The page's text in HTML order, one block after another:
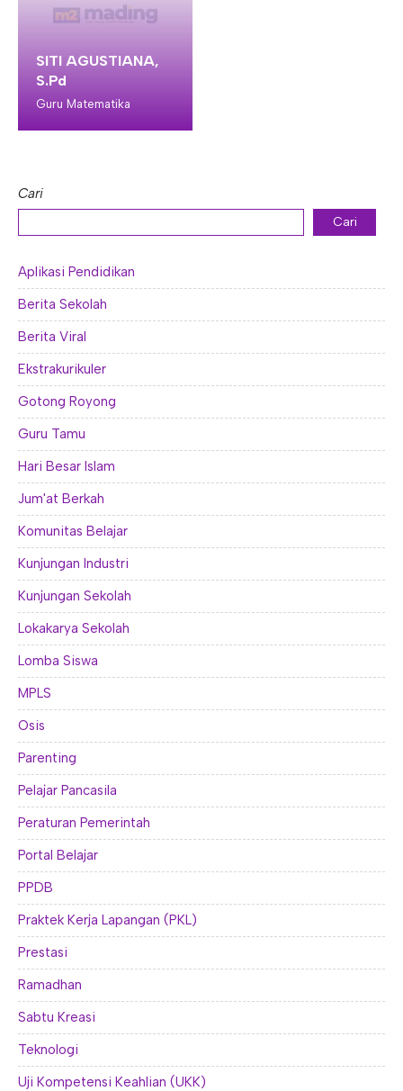
SITI AGUSTIANA,
S.Pd
Guru Matematika
Cari
Cari
Aplikasi Pendidikan
Berita Sekolah
Berita Viral
Ekstrakurikuler
Gotong Royong
Guru Tamu
Hari Besar Islam
Jum'at Berkah
Komunitas Belajar
Kunjungan Industri
Kunjungan Sekolah
Lokakarya Sekolah
Lomba Siswa
MPLS
Osis
Parenting
Pelajar Pancasila
Peraturan Pemerintah
Portal Belajar
PPDB
Praktek Kerja Lapangan (PKL)
Prestasi
Ramadhan
Sabtu Kreasi
Teknologi
Uji Kompetensi Keahlian (UKK)